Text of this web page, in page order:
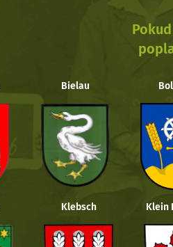
Bielau
Klebsch Klein